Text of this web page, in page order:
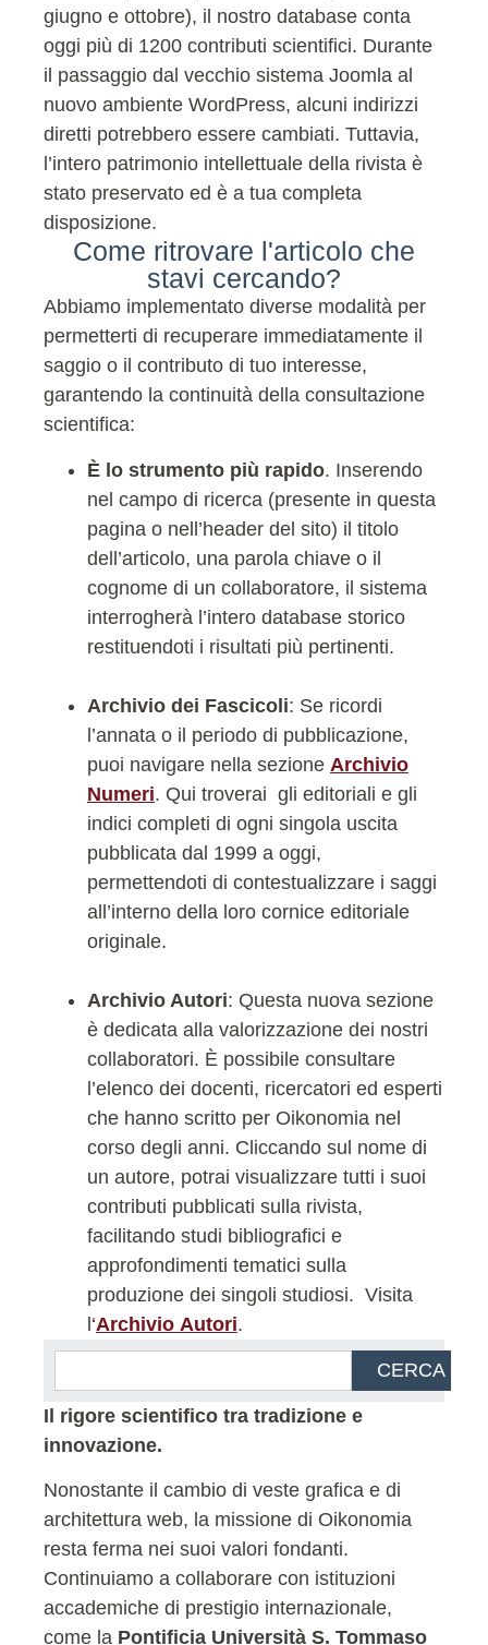
giugno e ottobre), il nostro database conta
oggi più di 1200 contributi scientifici. Durante
il passaggio dal vecchio sistema Joomla al
nuovo ambiente WordPress, alcuni indirizzi
diretti potrebbero essere cambiati. Tuttavia,
l’intero patrimonio intellettuale della rivista è
stato preservato ed è a tua completa
disposizione.
Come ritrovare l'articolo che
stavi cercando?
Abbiamo implementato diverse modalità per
permetterti di recuperare immediatamente il
saggio o il contributo di tuo interesse,
garantendo la continuità della consultazione
scientifica:
È lo strumento più rapido. Inserendo
nel campo di ricerca (presente in questa
pagina o nell’header del sito) il titolo
dell’articolo, una parola chiave o il
cognome di un collaboratore, il sistema
interrogherà l’intero database storico
restituendoti i risultati più pertinenti.
Archivio dei Fascicoli: Se ricordi
l’annata o il periodo di pubblicazione,
puoi navigare nella sezione Archivio
Numeri. Qui troverai gli editoriali e gli
indici completi di ogni singola uscita
pubblicata dal 1999 a oggi,
permettendoti di contestualizzare i saggi
all’interno della loro cornice editoriale
originale.
Archivio Autori: Questa nuova sezione
è dedicata alla valorizzazione dei nostri
collaboratori. È possibile consultare
l’elenco dei docenti, ricercatori ed esperti
che hanno scritto per Oikonomia nel
corso degli anni. Cliccando sul nome di
un autore, potrai visualizzare tutti i suoi
contributi pubblicati sulla rivista,
facilitando studi bibliografici e
approfondimenti tematici sulla
produzione dei singoli studiosi. Visita
l‘Archivio Autori.
CERCA
Il rigore scientifico tra tradizione e
innovazione.
Nonostante il cambio di veste grafica e di
architettura web, la missione di Oikonomia
resta ferma nei suoi valori fondanti.
Continuiamo a collaborare con istituzioni
accademiche di prestigio internazionale,
come la Pontificia Università S. Tommaso